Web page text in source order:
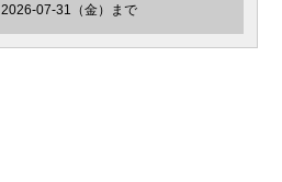
2026-07-31（金）まで